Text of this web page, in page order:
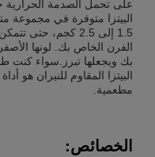
البيتزا متوفرة في مجموعة
1.5 إلى 2.5 كجم،
الفرن الخاص بك. لونها
بك ويجعلها تبرز.سواء كنت
البيتزا المقاوم للنيران هو
مطعمية.
الخصائص: